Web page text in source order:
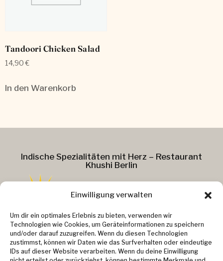
Einwilligung verwalten
Um dir ein optimales Erlebnis zu bieten, verwenden wir
Technologien wie Cookies, um Geräteinformationen zu speichern
und/oder darauf zuzugreifen. Wenn du diesen Technologien
zustimmst, können wir Daten wie das Surfverhalten oder eindeutige
IDs auf dieser Website verarbeiten. Wenn du deine Einwilligung
Tandoori Chicken Salad
14,90€
In den Warenkorb
Indische Spezialitäten mit Herz – Restaurant
Khushi Berlin
Addresse :
Kollwitzstr. 37
10405 Berlin
Kontakt :